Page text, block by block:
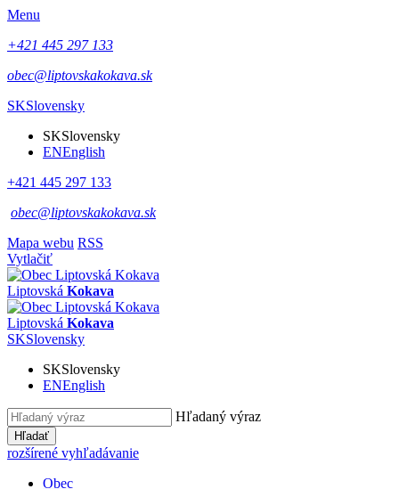
Menu
+421 445 297 133
obec@liptovskakokava.sk
SKSlovensky
SKSlovensky
ENEnglish
+421 445 297 133
obec@liptovskakokava.sk
Mapa webu RSS
Vytlačiť
Liptovská Kokava
Liptovská Kokava
SKSlovensky
SKSlovensky
ENEnglish
Hľadaný výraz
Hľadať
rozšírené vyhľadávanie
Obec